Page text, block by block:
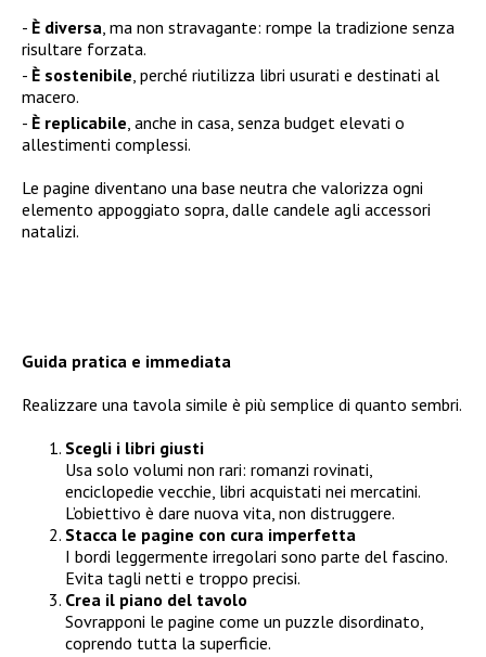
È diversa, ma non stravagante: rompe la tradizione senza
risultare forzata.
È sostenibile, perché riutilizza libri usurati e destinati al
macero.
È replicabile, anche in casa, senza budget elevati o
allestimenti complessi.
Le pagine diventano una base neutra che valorizza ogni
elemento appoggiato sopra, dalle candele agli accessori
natalizi.
Guida pratica e immediata
Realizzare una tavola simile è più semplice di quanto sembri.
Scegli i libri giusti
Usa solo volumi non rari: romanzi rovinati,
enciclopedie vecchie, libri acquistati nei mercatini.
L’obiettivo è dare nuova vita, non distruggere.
Stacca le pagine con cura imperfetta
I bordi leggermente irregolari sono parte del fascino.
Evita tagli netti e troppo precisi.
Crea il piano del tavolo
Sovrapponi le pagine come un puzzle disordinato,
coprendo tutta la superficie.